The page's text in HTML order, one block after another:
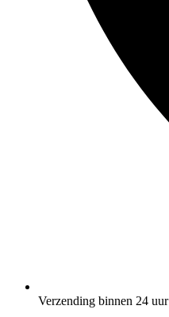
Verzending binnen 24 uur